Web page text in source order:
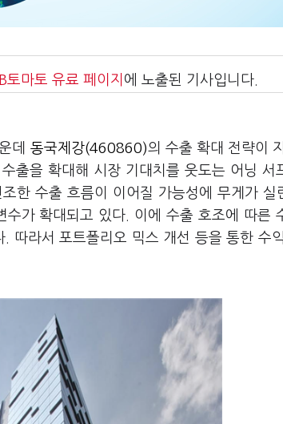
토마토 유료 페이지 에 노출된 기사입니다.
데 동국제강(460860)의 수출 확대 전략이
출을 확대해 시장 기대치를 웃도는 어닝 서
한 수출 흐름이 이어질 가능성에 무게가 실
가 확대되고 있다. 이에 수출 호조에 따른
따라서 포트폴리오 믹스 개선 등을 통한 수